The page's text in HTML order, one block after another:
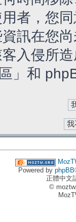
者，您
訊在您
入侵所
」和
Powered by phpBB
正體中文
©